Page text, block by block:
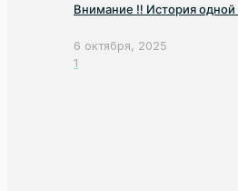
Внимание ‼️ История
6 октября, 2025
1